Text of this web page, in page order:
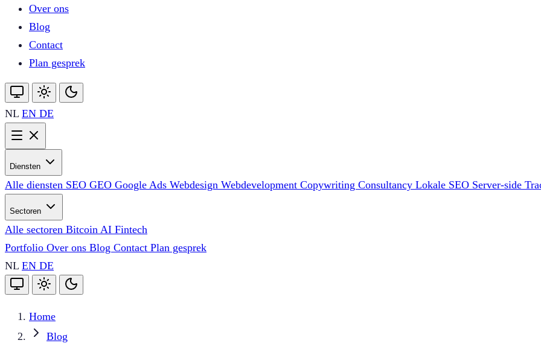
Over ons
Blog
Contact
Plan gesprek
NL EN DE
Diensten
Alle diensten SEO GEO Google Ads Webdesign Webdevelopment Copywriting Consultancy Lokale SEO Server-side
Sectoren
Alle sectoren Bitcoin AI Fintech
Portfolio Over ons Blog Contact Plan gesprek
NL EN DE
Home
Blog